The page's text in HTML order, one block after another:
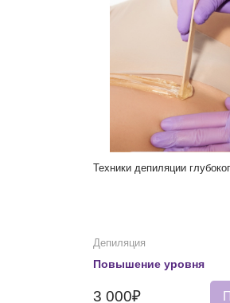
Техники депиляции
Депиляция
Повышение уровня
3 000₽